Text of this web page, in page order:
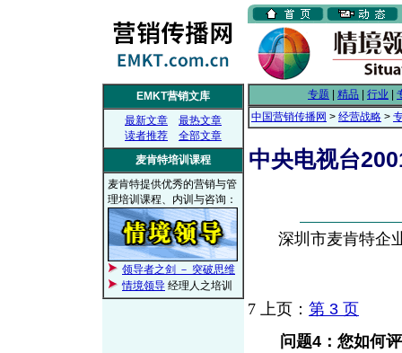
EMKT营销文库
最新文章
最热文章
读者推荐
全部文章
麦肯特培训课程
麦肯特提供优秀的营销与管
理培训课程、内训与咨询：
领导者之剑 － 突破思维
情境领导 经理人之培训
专题 精品 行业
中国营销传播网 > 经营战略 >
中央电视台
深圳市麦肯特企
7 上页： 第 3 页
问题4：您如何